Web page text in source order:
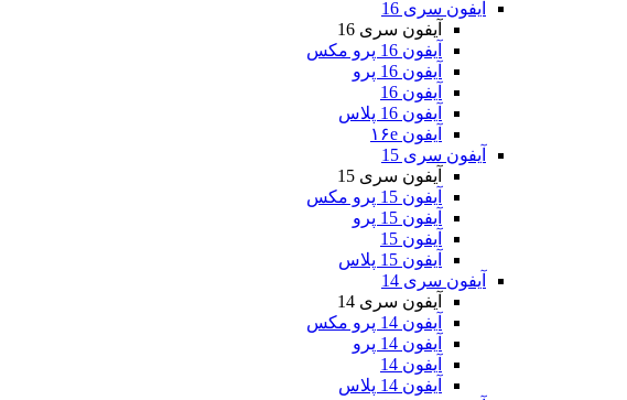
آیفون سری 16
آیفون سری 16
آیفون 16 پرو مکس
آیفون 16 پرو
آیفون 16
آیفون 16 پلاس
آیفون ۱۶e
آیفون سری 15
آیفون سری 15
آیفون 15 پرو مکس
آیفون 15 پرو
آیفون 15
آیفون 15 پلاس
آیفون سری 14
آیفون سری 14
آیفون 14 پرو مکس
آیفون 14 پرو
آیفون 14
آیفون 14 پلاس